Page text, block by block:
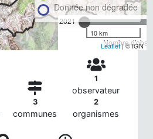
2021
Nombre
Donnée non dégradée
10 km
Leaflet| © IGN
3
communes
1
observateur
2
organismes